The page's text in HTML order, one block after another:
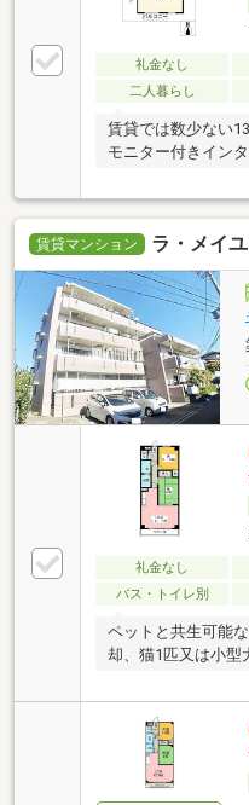
礼金なし
二人暮らし
賃貸では数少ない
モニター付きイン
賃貸マンション ラ・メイ
礼金なし
バス・トイレ別
ペットと共生可能
却、猫1匹又は小型